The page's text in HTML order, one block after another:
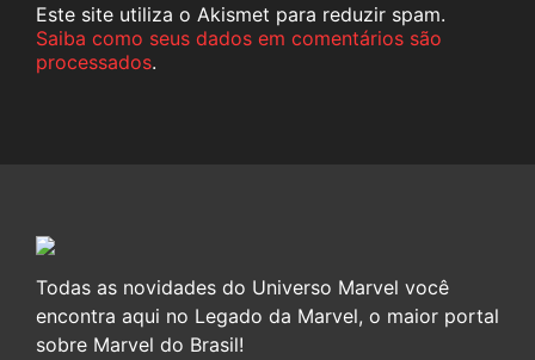
Este site utiliza o Akismet para reduzir spam.
Saiba como seus dados em comentários são
processados.
Todas as novidades do Universo Marvel você
encontra aqui no Legado da Marvel, o maior portal
sobre Marvel do Brasil!